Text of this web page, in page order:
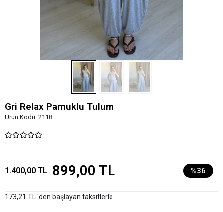
Gri Relax Pamuklu Tulum
Ürün Kodu: 2118
1.400,00 TL 899,00 TL %36
173,21 TL 'den başlayan taksitlerle